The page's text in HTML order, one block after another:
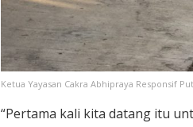
Ketua Yayasan Cakra Abhipraya Responsif
“Pertama kali kita datang itu